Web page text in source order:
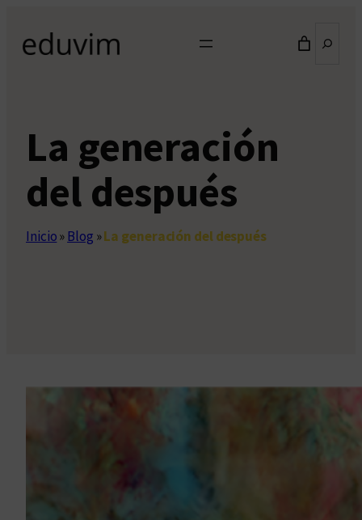
contenido
La generación
del después
Inicio» Blog »La generación del después